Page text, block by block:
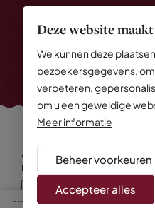
Deze website
We kunnen deze
bezoekersgegevens,
verbeteren,
om u een geweldige
Meer informatie
Beheer voorkeuren
Accepteer alles
Alle rechten voorbehouden
Privacy Policy
Algemene